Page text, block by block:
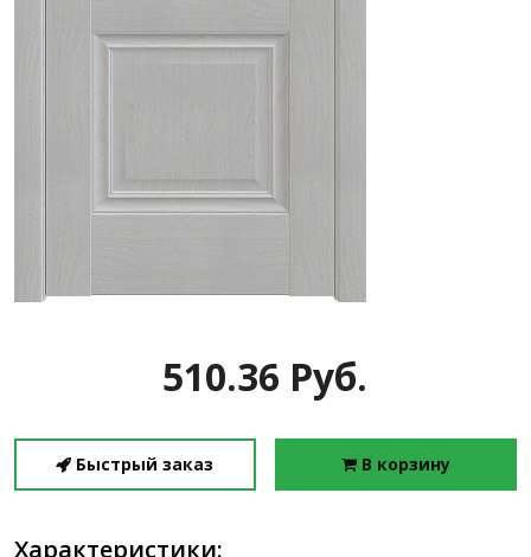
510.36 Руб.
Быстрый заказ В корзину
Характеристики: